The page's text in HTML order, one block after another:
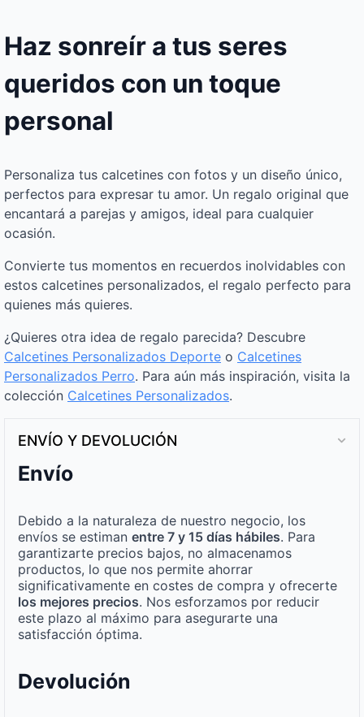
Haz sonreír a tus seres
queridos con un toque
personal
Personaliza tus calcetines con fotos y un diseño único,
perfectos para expresar tu amor. Un regalo original que
encantará a parejas y amigos, ideal para cualquier
ocasión.
Convierte tus momentos en recuerdos inolvidables con
estos calcetines personalizados, el regalo perfecto para
quienes más quieres.
¿Quieres otra idea de regalo parecida? Descubre
Calcetines Personalizados Deporte o Calcetines
Personalizados Perro. Para aún más inspiración, visita la
colección Calcetines Personalizados.
ENVÍO Y DEVOLUCIÓN
Envío
Debido a la naturaleza de nuestro negocio, los
envíos se estiman entre 7 y 15 días hábiles. Para
garantizarte precios bajos, no almacenamos
productos, lo que nos permite ahorrar
significativamente en costes de compra y ofrecerte
los mejores precios. Nos esforzamos por reducir
este plazo al máximo para asegurarte una
satisfacción óptima.
Devolución